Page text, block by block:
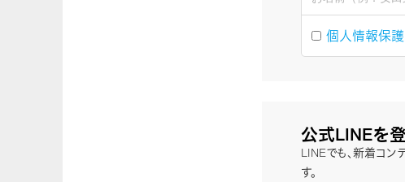
個人情報保
公式LINEを
LINEでも、新着コン
す。